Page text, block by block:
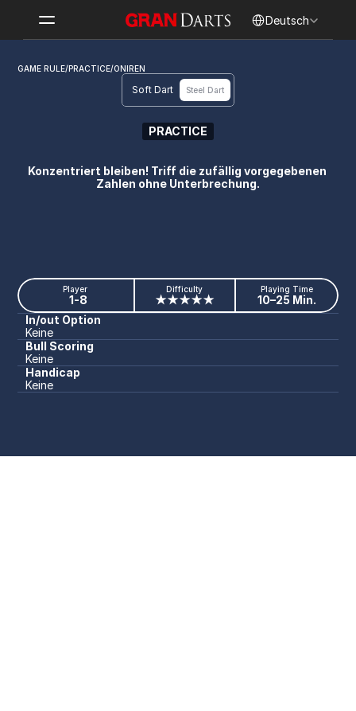
Deutsch
GAME RULE/PRACTICE/ONIREN
Soft Dart Steel Dart
PRACTICE
Konzentriert bleiben! Triff die zufällig vorgegebenen
Zahlen ohne Unterbrechung.
Player
1-8
Difficulty
★★★★★
Playing Time
10–25 Min.
In/out Option
Keine
Bull Scoring
Keine
Handicap
Keine